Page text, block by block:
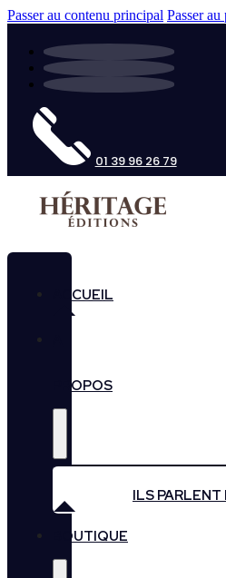
Passer au contenu principal Passer au
01 39 96 26 79
ACCUEIL
PROPOS
ILS PARLENT
BOUTIQUE